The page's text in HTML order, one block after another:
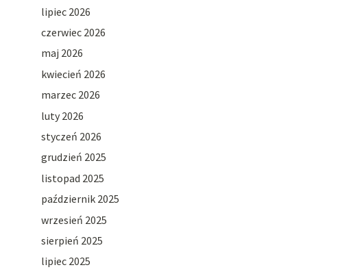
lipiec 2026
czerwiec 2026
maj 2026
kwiecień 2026
marzec 2026
luty 2026
styczeń 2026
grudzień 2025
listopad 2025
październik 2025
wrzesień 2025
sierpień 2025
lipiec 2025